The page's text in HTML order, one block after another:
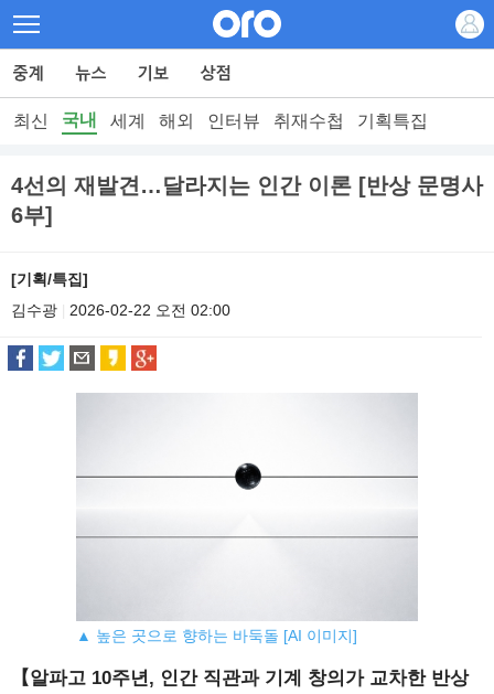
최신 국내 세계 해외 인터뷰 취재수첩 기획특집
4선의 재발견…달라지는 인간 이론 [반상 문명사
6부]
[기획/특집]
김수광
2026-02-22 오전 02:00
▲ 높은 곳으로 향하는 바둑돌 [AI 이미지]
【알파고 10주년, 인간 직관과 기계 창의가 교차한 반상